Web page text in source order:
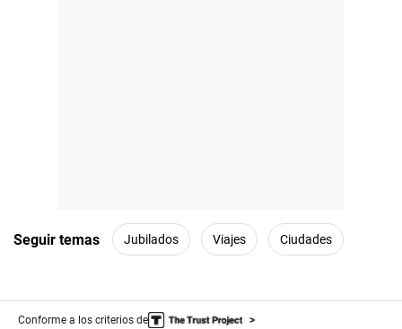
Seguir temas Jubilados Viajes Ciudades
Conforme a los criterios de